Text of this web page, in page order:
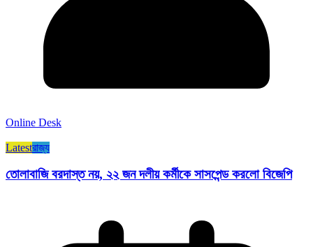
Online Desk
Latestরাজ্য​
তোলাবাজি বরদাস্ত নয়, ২২ জন দলীয় কর্মীকে সাসপেন্ড করলো বিজেপি